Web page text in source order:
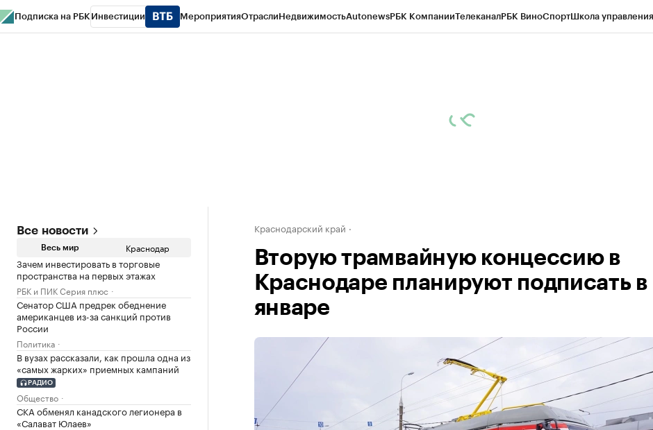
Подписка на РБК Инвестиции МероприятияОтраслиНедвижимостьAutonewsРБК КомпанииТелеканалРБК ВиноСпортШкола
Все новости
Весь мир Краснодар
Зачем инвестировать в торговые
пространства на первых этажах
РБК и ПИК Серия плюс
Сенатор США предрек обеднение
американцев из-за санкций против
России
Политика
В вузах рассказали, как прошла одна из
«самых жарких» приемных кампаний
РАДИО
Общество
СКА обменял канадского легионера в
«Салават Юлаев»
Краснодарский край
Вторую трамвайную концессию в
Краснодаре планируют подписать в
январе